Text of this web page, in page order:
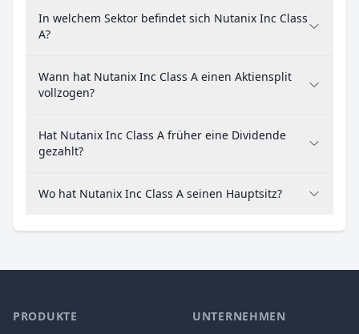
In welchem Sektor befindet sich Nutanix Inc Class
A?
Wann hat Nutanix Inc Class A einen Aktiensplit
vollzogen?
Hat Nutanix Inc Class A früher eine Dividende
gezahlt?
Wo hat Nutanix Inc Class A seinen Hauptsitz?
PRODUKTE UNTERNEHMEN